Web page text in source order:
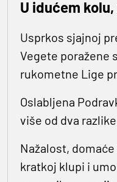
U idućem
Usprkos sjajnoj
Vegete poražene
rukometne Lige
Oslabljena
više od dva
Nažalost,
kratkoj klupi i